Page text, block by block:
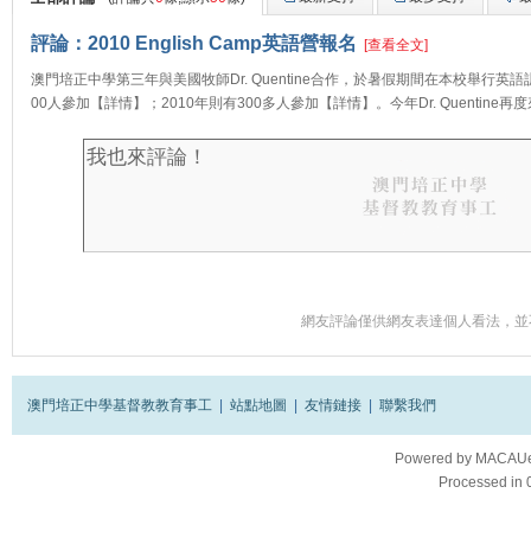
評論：2010 English Camp英語營報名 [查看全文]
澳門培正中學第三年與美國牧師Dr. Quentine合作，於暑假期間在本校舉行英
00人參加【詳情】；2010年則有300多人參加【詳情】。今年Dr. Quentine再
網友評論僅供網友表達個人看法，
澳門培正中學基督教教育事工 站點地圖 友情鏈接 聯繫我們
Powered by
Processed in